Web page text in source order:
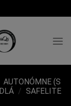
AUTONÓMNE (S
/ SAFELITE